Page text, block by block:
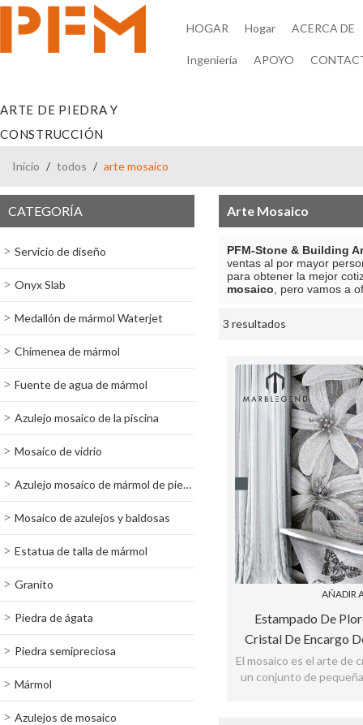
ARTE DE PIEDRA Y
CONSTRUCCIÓN
HOGAR Hogar ACERCA DE
Ingeniería APOYO
Inicio / todos / arte mosaico
CATEGORÍA
Servicio de diseño
Onyx Slab
Medallón de mármol Waterjet
Chimenea de mármol
Fuente de agua de mármol
Azulejo mosaico de la piscina
Mosaico de vidrio
Azulejo mosaico de mármol de piedra
Mosaico de azulejos y baldosas
Estatua de talla de mármol
Granito
Piedra de ágata
Piedra semipreciosa
Mármol
Azulejos de mosaico
Arte Mosaico
PFM-Stone & Building
ventas al por mayor
para obtener la mejor
mosaico , pero vamos a
3 resultados
escaparate
AÑADIR
Estampado De
Cristal De Encargo
Arte Del Cuarto De
La Pared
El mosaico es el arte de
un conjunto de